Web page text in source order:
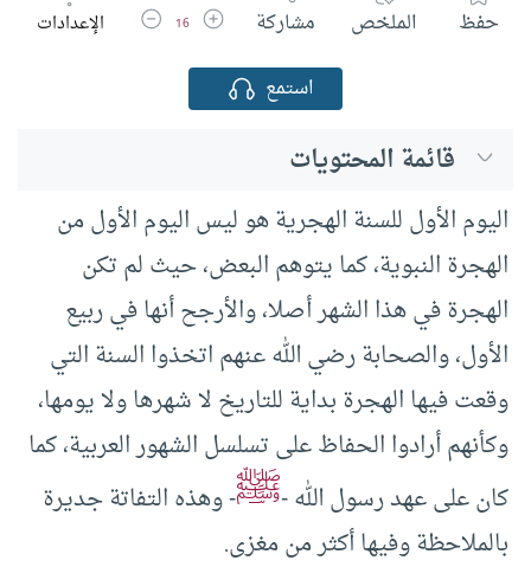
حفظ الملخص مشاركة زيادة حجم الخط
16 تقليل حجم الخط
الإعدادات
استمع
قائمة المحتويات
اليوم الأول للسنة الهجرية هو ليس اليوم الأول من
الهجرة النبوية، كما يتوهم البعض، حيث لم تكن
الهجرة في هذا الشهر أصلا، والأرجح أنها في ربيع
الأول، والصحابة رضي الله عنهم اتخذوا السنة التي
وقعت فيها الهجرة بداية للتاريخ لا شهرها ولا يومها،
وكأنهم أرادوا الحفاظ على تسلسل الشهور العربية، كما
كان على عهد رسول الله -ﷺ- وهذه التفاتة جديرة
بالملاحظة وفيها أكثر من مغزى.